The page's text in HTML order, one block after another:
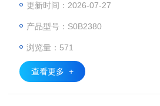
更新时间：2026-07-27
产品型号：S0B2380
浏览量：571
查看更多 +